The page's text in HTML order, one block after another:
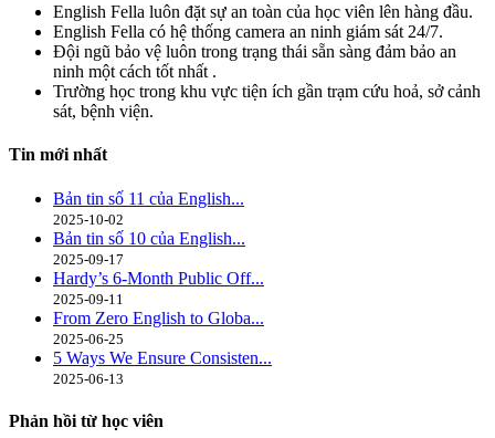
English Fella luôn đặt sự an toàn của học viên lên hàng đầu.
English Fella có hệ thống camera an ninh giám sát 24/7.
Đội ngũ bảo vệ luôn trong trạng thái sẵn sàng đảm bảo an
ninh một cách tốt nhất .
Trường học trong khu vực tiện ích gần trạm cứu hoả, sở cảnh
sát, bệnh viện.
Tin mới nhất
Bản tin số 11 của English...
2025-10-02
Bản tin số 10 của English...
2025-09-17
Hardy’s 6-Month Public Off...
2025-09-11
From Zero English to Globa...
2025-06-25
5 Ways We Ensure Consisten...
2025-06-13
Phản hồi từ học viên